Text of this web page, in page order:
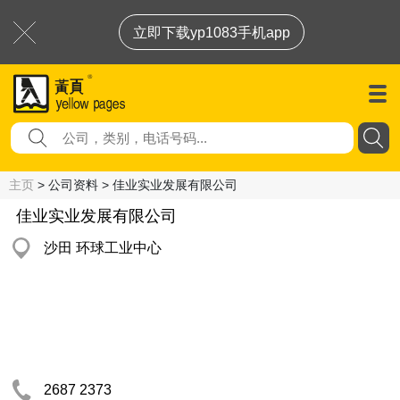
立即下载yp1083手机app
主页 > 公司资料 > 佳业实业发展有限公司
佳业实业发展有限公司
沙田 环球工业中心
2687 2373